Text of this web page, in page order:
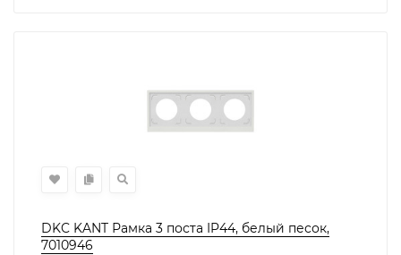
DKC KANT Рамка 3 поста IP44, белый песок,
7010946